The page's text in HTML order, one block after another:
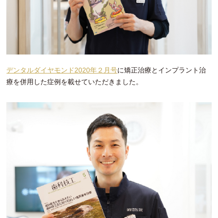
デンタルダイヤモンド2020年２月号に矯正治療とインプラント治
療を併用した症例を載せていただきました。